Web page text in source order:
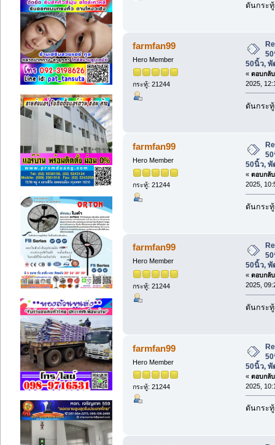
ดันกระ
farmfan99
Hero Member
กระทู้: 21244
50นิ้ว, พั
« ตอบกลั
2025,
ดันกระ
farmfan99
Hero Member
กระทู้: 21244
50นิ้ว, พั
« ตอบกลั
2025,
ดันกระ
farmfan99
Hero Member
กระทู้: 21244
50นิ้ว, พั
« ตอบกลั
2025,
ดันกระ
farmfan99
Hero Member
กระทู้: 21244
50นิ้ว, พั
« ตอบกลั
2025,
ดันกระ